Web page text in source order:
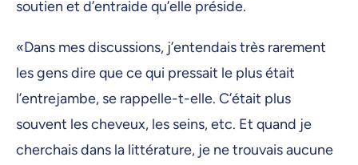
soutien et d’entraide qu’elle préside.
«Dans mes discussions, j’entendais très rarement
les gens dire que ce qui pressait le plus était
l’entrejambe, se rappelle-t-elle. C’était plus
souvent les cheveux, les seins, etc. Et quand je
cherchais dans la littérature, je ne trouvais aucune